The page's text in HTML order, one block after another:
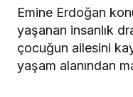
Emine Erdoğan
yaşanan insanlık
çocuğun ailesini
yaşam alanından